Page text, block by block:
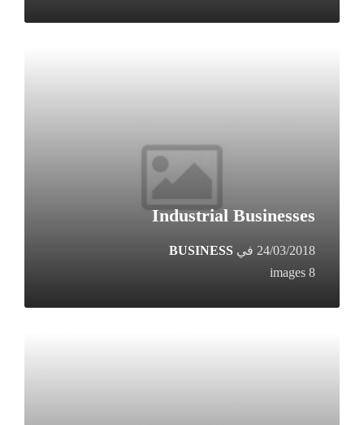
Industrial Businesses
24/03/2018 في BUSINESS
8 images